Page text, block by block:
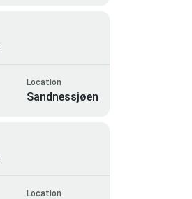
Location
Sandnessjøen
Location